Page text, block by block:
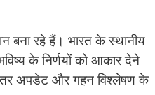
रहे हैं। भारत के स्थानीय
के निर्णयों को आकार देने
अपडेट और गहन विश्लेषण के